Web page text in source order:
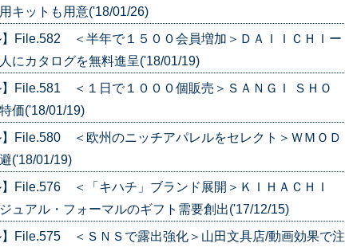
キットも用意('18/01/26)
】File.582 ＜半年で１５００会員増加＞ＤＡＩＩＣＨＩー
にカタログを無料進呈('18/01/19)
】File.581 ＜１日で１０００個販売＞ＳＡＮＧＩ ＳＨＯ
価('18/01/19)
】File.580 ＜欧州のニッチアパレルをセレクト＞ＷＭＯＤ
('18/01/19)
】File.576 ＜「キハチ」ブランド展開＞ＫＩＨＡＣＨＩ
ュアル・フォーマルのギフト需要創出('17/12/15)
】File.575 ＜ＳＮＳで露出強化＞山田文具店/動画効果で注